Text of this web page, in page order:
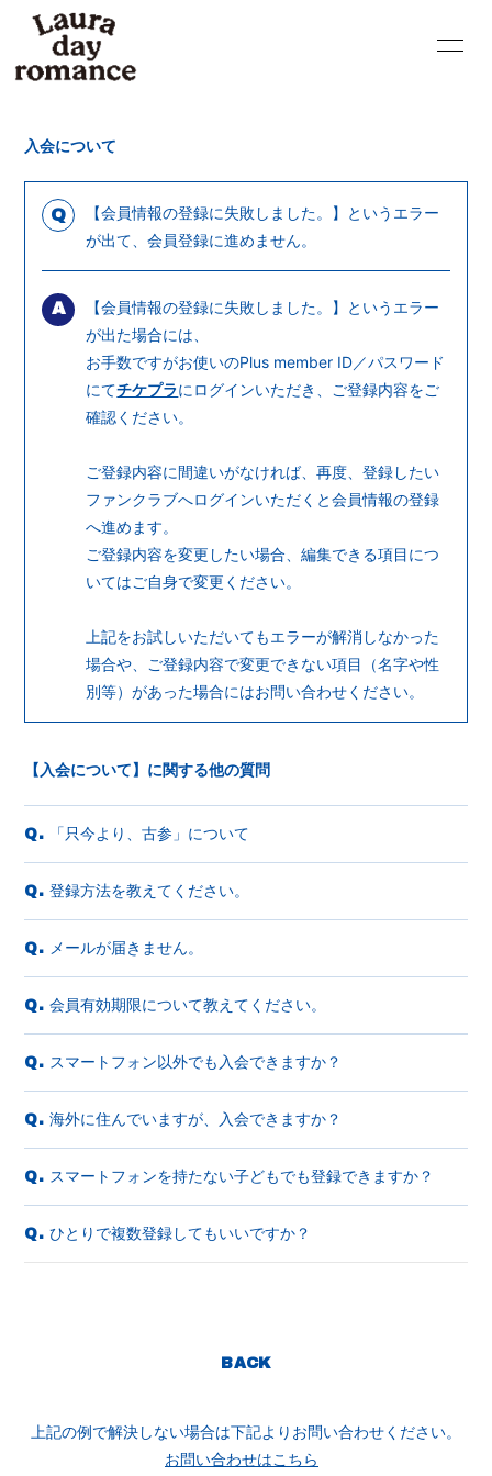
LIVE
VIDEO DISCOGRAPHY
RADIO PHOTO
Q&A GOODS
CONTACT
会員登録 ログイン
入会について
Q
【会員情報の登録に失敗しました。】というエラー
が出て、会員登録に進めません。
A
【会員情報の登録に失敗しました。】というエラー
が出た場合には、
お手数ですがお使いのPlus member ID／パスワード
にてチケプラにログインいただき、ご登録内容をご
確認ください。
ご登録内容に間違いがなければ、再度、登録したい
ファンクラブへログインいただくと会員情報の登録
へ進めます。
ご登録内容を変更したい場合、編集できる項目につ
いてはご自身で変更ください。
上記をお試しいただいてもエラーが解消しなかった
場合や、ご登録内容で変更できない項目（名字や性
別等）があった場合にはお問い合わせください。
【入会について】に関する他の質問
Q. 「只今より、古参」について
Q. 登録方法を教えてください。
Q. メールが届きません。
Q. 会員有効期限について教えてください。
Q. スマートフォン以外でも入会できますか？
Q. 海外に住んでいますが、入会できますか？
Q. スマートフォンを持たない子どもでも登録できますか？
Q. ひとりで複数登録してもいいですか？
BACK
上記の例で解決しない場合は下記よりお問い合わせください。
お問い合わせはこちら